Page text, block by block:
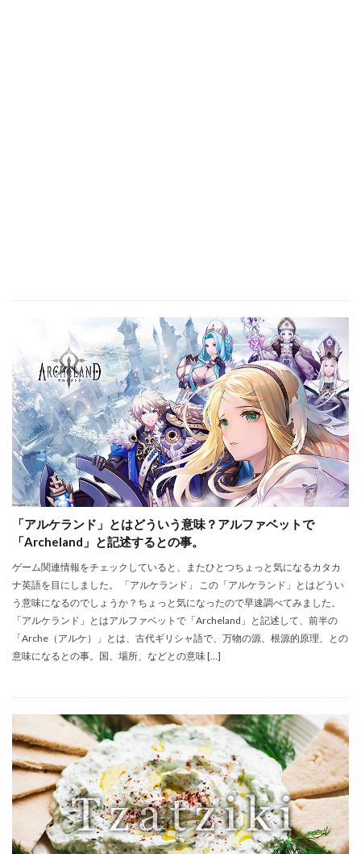
「アルケランド」とはどういう意味？アルファベットで
「Archeland」と記述するとの事。
ゲーム関連情報をチェックしていると、またひとつちょっと気になるカタカ
ナ英語を目にしました。 「アルケランド」 この「アルケランド」とはどうい
う意味になるのでしょうか？ちょっと気になったので早速調べてみました。
「アルケランド」とはアルファベットで「Archeland」と記述して、前半の
「Arche（アルケ）」とは、古代ギリシャ語で、万物の源、根源的原理、との
意味になるとの事。国、場所、などとの意味 […]